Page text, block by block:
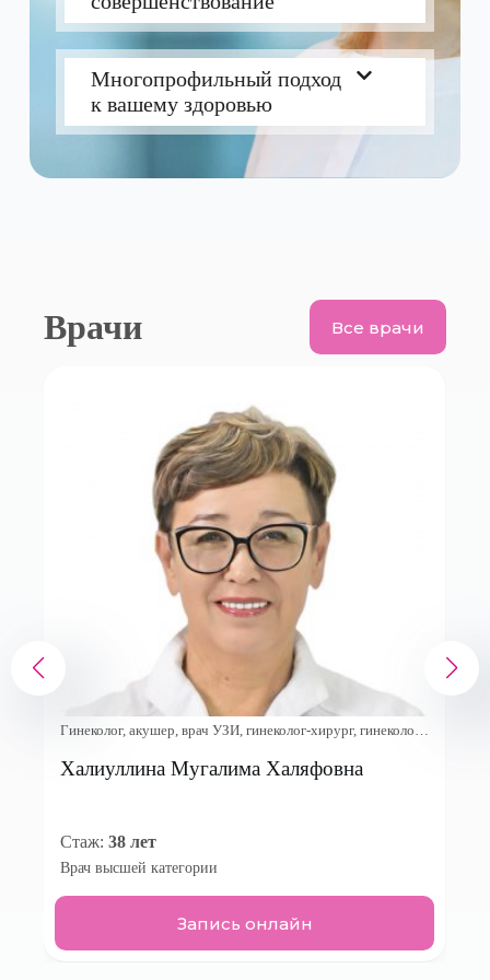
Многопрофильный подход
к вашему здоровью
Врачи Все врачи
Гинеколог, акушер, врач УЗИ, гинеколог-хирург, гинеколог-
Халиуллина Мугалима Халяфовна
Стаж:38 лет
Врач высшей категории
Запись онлайн